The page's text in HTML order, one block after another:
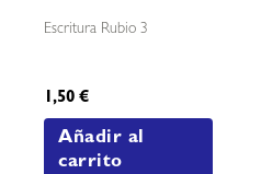
Escritura Rubio 3
1,50€
Añadir al
carrito